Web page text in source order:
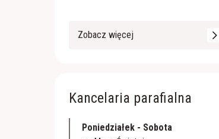
Zobacz więcej
Kancelaria parafialna
Poniedziałek - Sobota